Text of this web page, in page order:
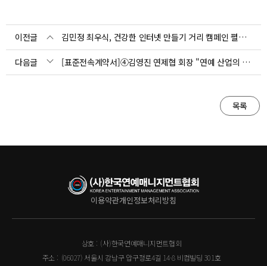
이전글 김민정 최우식, 건강한 인터넷 만들기 거리 캠페인 펼친다
다음글 [표준전속계약서]④김영진 연제협 회장 "연예 산업의 특성 반영해야"(인터뷰)
목록
이용약관개인정보처리방침
상호 : (사)한국연예매니지먼트협회
주소 : (06027) 서울시 강남구 압구정로4길 14-8 비컴빌딩 301호